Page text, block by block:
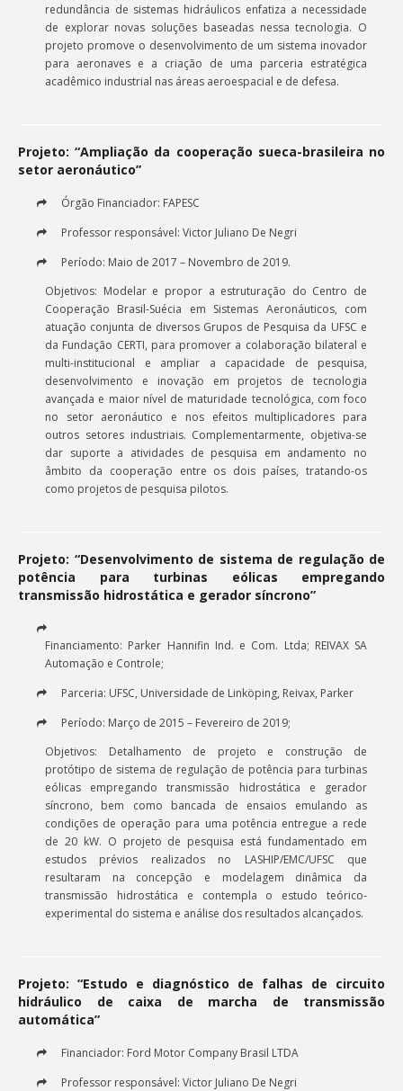
redundância de sistemas hidráulicos enfatiza a necessidade
de explorar novas soluções baseadas nessa tecnologia. O
projeto promove o desenvolvimento de um sistema inovador
para aeronaves e a criação de uma parceria estratégica
acadêmico industrial nas áreas aeroespacial e de defesa.
Projeto: “Ampliação da cooperação sueca-brasileira no
setor aeronáutico”
Órgão Financiador: FAPESC
Professor responsável: Victor Juliano De Negri
Período: Maio de 2017 – Novembro de 2019.
Objetivos: Modelar e propor a estruturação do Centro de
Cooperação Brasil-Suécia em Sistemas Aeronáuticos, com
atuação conjunta de diversos Grupos de Pesquisa da UFSC e
da Fundação CERTI, para promover a colaboração bilateral e
multi-institucional e ampliar a capacidade de pesquisa,
desenvolvimento e inovação em projetos de tecnologia
avançada e maior nível de maturidade tecnológica, com foco
no setor aeronáutico e nos efeitos multiplicadores para
outros setores industriais. Complementarmente, objetiva-se
dar suporte a atividades de pesquisa em andamento no
âmbito da cooperação entre os dois países, tratando-os
como projetos de pesquisa pilotos.
Projeto: “Desenvolvimento de sistema de regulação de
potência para turbinas eólicas empregando
transmissão hidrostática e gerador síncrono”
Financiamento: Parker Hannifin Ind. e Com. Ltda; REIVAX SA
Automação e Controle;
Parceria: UFSC, Universidade de Linköping, Reivax, Parker
Período: Março de 2015 – Fevereiro de 2019;
Objetivos: Detalhamento de projeto e construção de
protótipo de sistema de regulação de potência para turbinas
eólicas empregando transmissão hidrostática e gerador
síncrono, bem como bancada de ensaios emulando as
condições de operação para uma potência entregue a rede
de 20 kW. O projeto de pesquisa está fundamentado em
estudos prévios realizados no LASHIP/EMC/UFSC que
resultaram na concepção e modelagem dinâmica da
transmissão hidrostática e contempla o estudo teórico-
experimental do sistema e análise dos resultados alcançados.
Projeto: “Estudo e diagnóstico de falhas de circuito
hidráulico de caixa de marcha de transmissão
automática”
Financiador: Ford Motor Company Brasil LTDA
Professor responsável: Victor Juliano De Negri